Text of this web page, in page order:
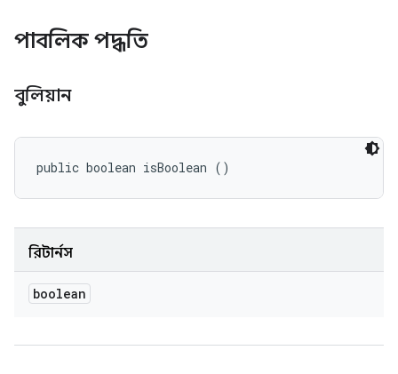
পাবলিক পদ্ধতি
বুলিয়ান
public boolean isBoolean ()
রিটার্নস
boolean